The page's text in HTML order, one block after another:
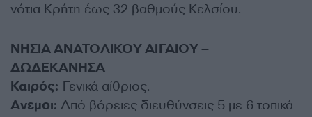
νότια Κρήτη έως 32 βαθμούς Κελσίου.
ΝΗΣΙΑ ΑΝΑΤΟΛΙΚΟΥ ΑΙΓΑΙΟΥ –
ΔΩΔΕΚΑΝΗΣΑ
Καιρός: Γενικά αίθριος.
Ανεμοι: Από βόρειες διευθύνσεις 5 με 6 τοπικά